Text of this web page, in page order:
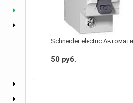
Schneider electric
50 руб.